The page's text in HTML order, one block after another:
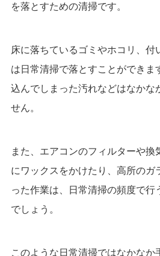
を落とすための清掃です。
床に落ちているゴミやホコリ、付
は日常清掃で落とすことができま
込んでしまった汚れなどはなかな
せん。
また、エアコンのフィルターや換
にワックスをかけたり、高所のガ
った作業は、日常清掃の頻度で行
でしょう。
このような日常清掃ではなかなか